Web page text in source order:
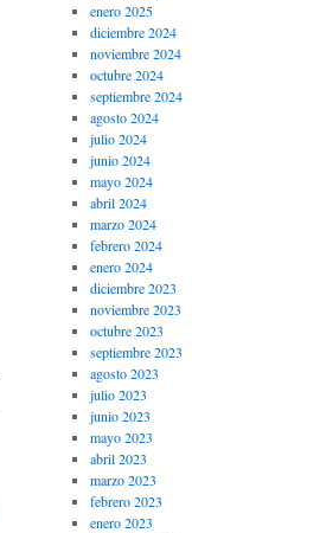
enero 2025
diciembre 2024
noviembre 2024
octubre 2024
septiembre 2024
agosto 2024
julio 2024
junio 2024
mayo 2024
abril 2024
marzo 2024
febrero 2024
enero 2024
diciembre 2023
noviembre 2023
octubre 2023
septiembre 2023
agosto 2023
julio 2023
junio 2023
mayo 2023
abril 2023
marzo 2023
febrero 2023
enero 2023